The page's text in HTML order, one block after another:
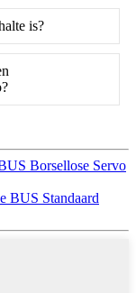
is?
Borsellose Servo
BUS Standaard